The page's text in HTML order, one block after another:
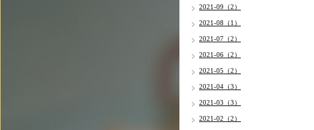
2021-09（2）
2021-08（1）
2021-07（2）
2021-06（2）
2021-05（2）
2021-04（3）
2021-03（3）
2021-02（2）